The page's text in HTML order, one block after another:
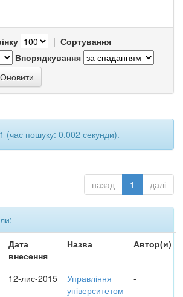
| Сортування
Впорядкування
1 (час пошуку: 0.002 секунди).
назад 1 далі
Дата
внесення
Назва Автор(и)
12-лис-2015
Управління
університетом
-